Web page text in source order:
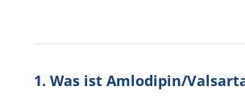
1. Was ist Amlodipin/